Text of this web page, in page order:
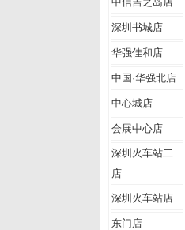
深圳书城店
华强佳和店
中国·华强北店
中心城店
会展中心店
深圳火车站二
店
深圳火车站店
东门店